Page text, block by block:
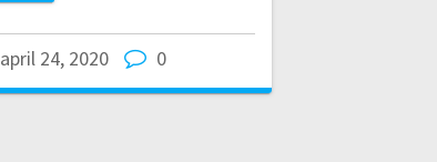
april 24, 2020 0